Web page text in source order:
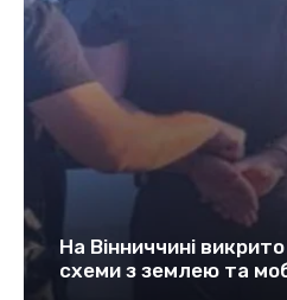
На Вінниччині
схеми з землею та